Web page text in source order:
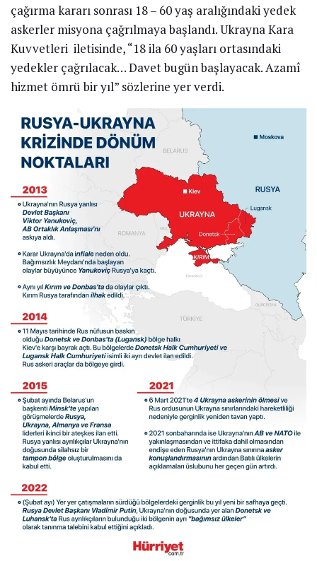
çağırma kararı sonrası 18 – 60 yaş aralığındaki yedek
askerler misyona çağrılmaya başlandı. Ukrayna Kara
Kuvvetleri iletisinde, “18 ila 60 yaşları ortasındaki
yedekler çağrılacak… Davet bugün başlayacak. Azamî
hizmet ömrü bir yıl” sözlerine yer verdi.